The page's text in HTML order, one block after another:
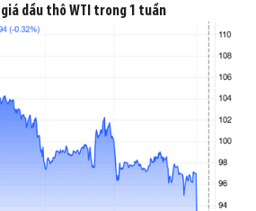
giá dầu thô WTI trong 1 tuần